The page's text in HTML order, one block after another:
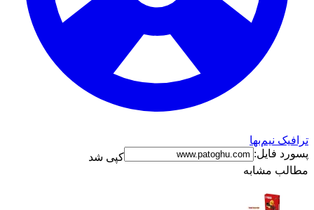
نیم‌بها
فایل:
کپی شد
مشابه